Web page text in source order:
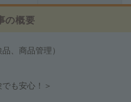
の概要
、商品管理）
も安心！＞